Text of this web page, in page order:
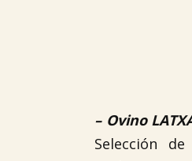
– Ovino
Selección